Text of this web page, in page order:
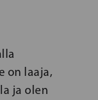
on laaja,
ja olen